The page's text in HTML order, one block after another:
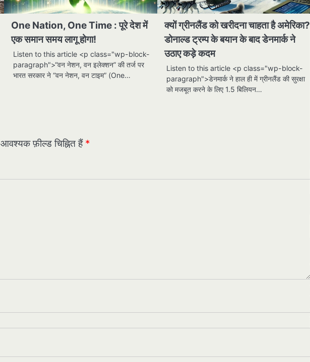
One Nation, One Time : पूरे देश में
एक समान समय लागू होगा!
Listen to this article <p class="wp-block-
paragraph">“वन नेशन, वन इलेक्शन” की तर्ज पर
भारत सरकार ने “वन नेशन, वन टाइम” (One…
क्यों ग्रीनलैंड को खरीदना चाहता है अमेरिका?
डोनाल्ड ट्रम्प के बयान के बाद डेनमार्क ने
उठाए कड़े कदम
Listen to this article <p class="wp-block-
paragraph">डेनमार्क ने हाल ही में ग्रीनलैंड की सुरक्षा
को मजबूत करने के लिए 1.5 बिलियन…
आवश्यक फ़ील्ड चिह्नित हैं *